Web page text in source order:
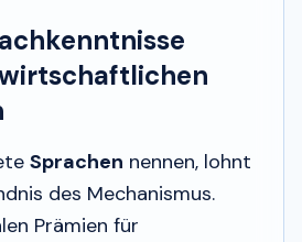
Sprachen nennen, lohnt
des Mechanismus.
Prämien für